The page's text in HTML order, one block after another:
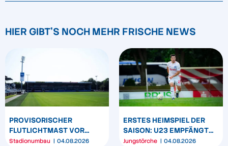
HIER GIBT'S NOCH MEHR FRISCHE NEWS
PROVISORISCHER
FLUTLICHTMAST VOR
WESTTRIBÜNE WIRD
Stadionumbau 04.08.2026
ERSTES HEIMSPIEL DER
SAISON: U23 EMPFÄNGT
HEIDER SV
Jungstörche 04.08.2026